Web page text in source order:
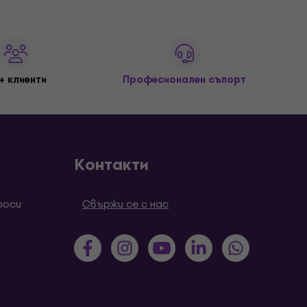
клиенти Професионален съпорт
Контакти
Свържи се с нас